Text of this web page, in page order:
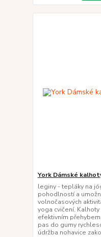
York Dámské
leginy - tepláky na
pohodlností a
volnočasových
yoga cvičení.
efektivním
pas do gumy
údržba nohavice